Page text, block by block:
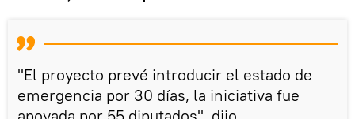
"El proyecto prevé introducir el estado de
emergencia por 30 días, la iniciativa fue